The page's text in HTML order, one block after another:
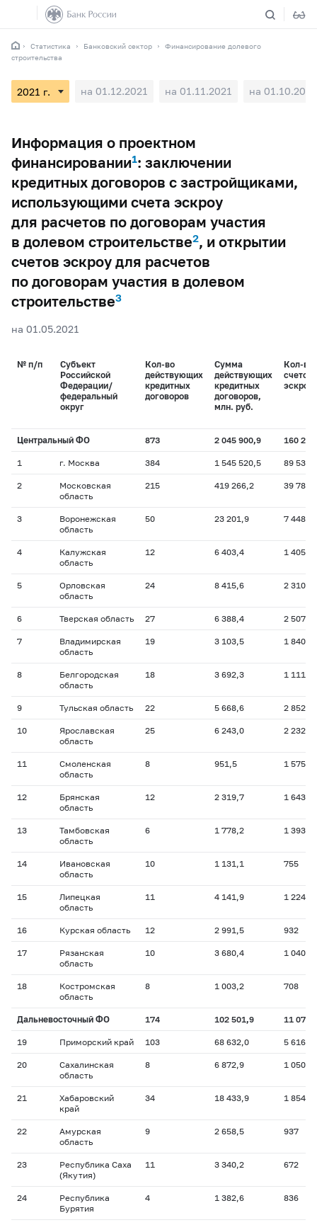
Статистика Банковский сектор
Финансирование долевого
строительства
на 01.12.2021 на 01.11.2021 на 01.10.2021
Информация о проектном
финансировании1: заключении
кредитных договоров с застройщиками,
использующими счета эскроу
для расчетов по договорам участия
в долевом строительстве2, и открытии
счетов эскроу для расчетов
по договорам участия в долевом
строительстве3
на 01.05.2021
№ п/п
Субъект
Российской
Федерации/
федеральный
округ
Кол-во
действующих
кредитных
договоров
Сумма
действующих
кредитных
договоров,
млн. руб.
Кол-во
счетов
эскроу
Центральный ФО 873 2 045 900,9 160 294
1 г. Москва 384 1 545 520,5 89 535
2
Московская
область
215 419 266,2 39 784
3
Воронежская
область
50 23 201,9 7 448
4
Калужская
область
12 6 403,4 1 405
5
Орловская
область
24 8 415,6 2 310
6 Тверская область 27 6 388,4 2 507
7
Владимирская
область
19 3 103,5 1 840
8
Белгородская
область
18 3 692,3 1 111
9 Тульская область 22 5 668,6 2 852
10
Ярославская
область
25 6 243,0 2 232
11
Смоленская
область
8 951,5 1 575
12
Брянская
область
12 2 319,7 1 643
13
Тамбовская
область
6 1 778,2 1 393
14
Ивановская
область
10 1 131,1 755
15
Липецкая
область
11 4 141,9 1 224
16 Курская область 12 2 991,5 932
17
Рязанская
область
10 3 680,4 1 040
18
Костромская
область
8 1 003,2 708
Дальневосточный ФО 174 102 501,9 11 079
19 Приморский край 103 68 632,0 5 616
20
Сахалинская
область
8 6 872,9 1 050
21
Хабаровский
край
34 18 433,9 1 854
22
Амурская
область
9 2 658,5 937
23
Республика Саха
(Якутия)
11 3 340,2 672
24
Республика
Бурятия
4 1 382,6 836